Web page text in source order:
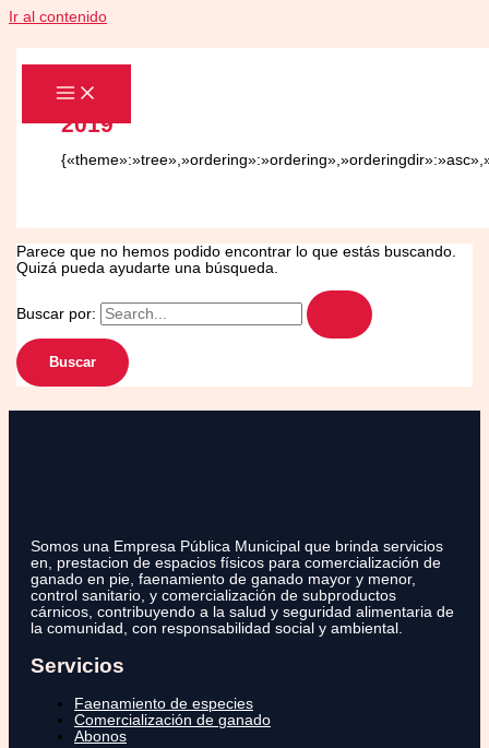
Ir al contenido
2019
Parece que no hemos podido encontrar lo que estás buscando.
Quizá pueda ayudarte una búsqueda.
Buscar por:
Somos una Empresa Pública Municipal que brinda servicios
en, prestacion de espacios físicos para comercialización de
ganado en pie, faenamiento de ganado mayor y menor,
control sanitario, y comercialización de subproductos
cárnicos, contribuyendo a la salud y seguridad alimentaria de
la comunidad, con responsabilidad social y ambiental.
Servicios
Faenamiento de especies
Comercialización de ganado
Abonos